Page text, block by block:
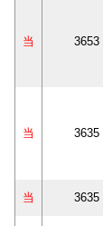
当 3653
当 3635
当 3635